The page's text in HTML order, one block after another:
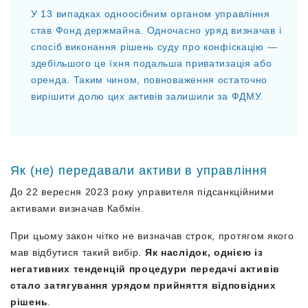
У 13 випадках одноосібним органом управління
став Фонд держмайна. Одночасно уряд визначав і
спосіб виконання рішень суду про конфіскацію —
здебільшого це їхня подальша приватизація або
оренда. Таким чином, повноваження остаточно
вирішити долю цих активів залишили за ФДМУ.
Як (не) передавали активи в управління
До 22 вересня 2023 року управителя підсанкційними
активами визначав Кабмін.
При цьому закон чітко не визначав строк, протягом якого
мав відбутися такий вибір. Як наслідок, однією із
негативних тенденцій процедури передачі активів
стало затягування урядом прийняття відповідних
рішень